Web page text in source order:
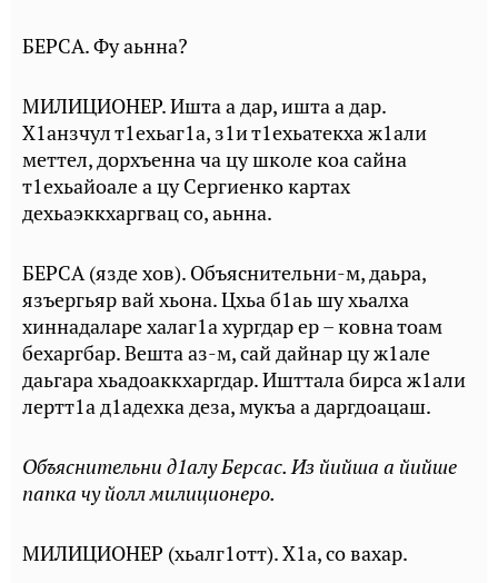
БЕРСА. Фу аьнна?
МИЛИЦИОНЕР. Ишта а дар, ишта а дар.
Х1анзчул т1ехьаг1а, з1и т1ехьатекха ж1али
меттел, дорхъенна ча цу школе коа сайна
т1ехьайоале а цу Сергиенко картах
дехьаэккхаргвац со, аьнна.
БЕРСА (язде хов). Объяснительни-м, даьра,
язъергьяр вай хьона. Цхьа б1аь шу хьалха
хиннадаларе халаг1а хургдар ер – ковна тоам
бехаргбар. Вешта аз-м, сай дайнар цу ж1але
даьгара хьадоаккхаргдар. Ишттала бирса ж1али
лертт1а д1адехка деза, мукъа а даргдоацаш.
Объяснительни д1алу Берсас. Из йийша а йийше
папка чу йолл милиционеро.
МИЛИЦИОНЕР (хьалг1отт). X1а, со вахар.